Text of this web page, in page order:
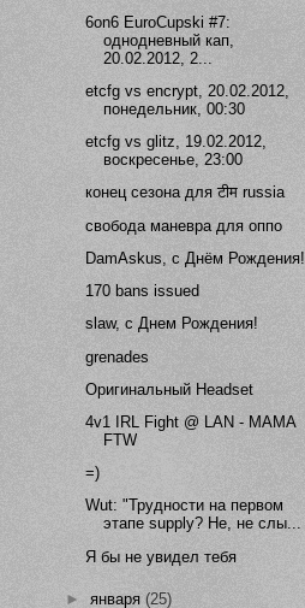
6on6 EuroCupski #7:
однодневный кап,
20.02.2012, 2...
etcfg vs encrypt, 20.02.2012,
понедельник, 00:30
etcfg vs glitz, 19.02.2012,
воскресенье, 23:00
конец сезона для टीम russia
свобода маневра для оппо
DamAskus, с Днём Рождения!
170 bans issued
slaw, с Днем Рождения!
grenades
Оригинальный Headset
4v1 IRL Fight @ LAN - MAMA
FTW
=)
Wut: "Трудности на первом
этапе supply? Не, не слы...
Я бы не увидел тебя
►января(25)